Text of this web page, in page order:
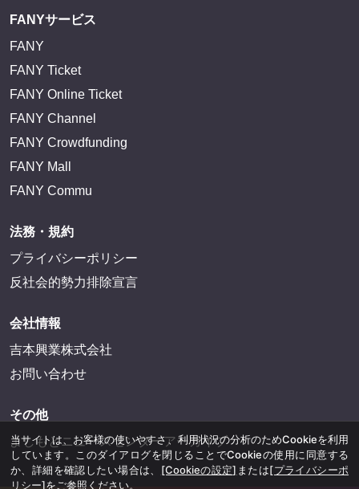
FANYサービス
FANY
FANY Ticket
FANY Online Ticket
FANY Channel
FANY Crowdfunding
FANY Mall
FANY Commu
法務・規約
プライバシーポリシー
反社会的勢力排除宣言
会社情報
吉本興業株式会社
お問い合わせ
その他
よしもとニュースセンターアーカイブ
当サイトは、お客様の使いやすさ、利用状況の分析のためCookieを利用
しています。このダイアログを閉じることでCookieの使用に同意する
か、詳細を確認したい場合は、 [Cookieの設定] または[プライバシーポ
リシー]をご参照ください。